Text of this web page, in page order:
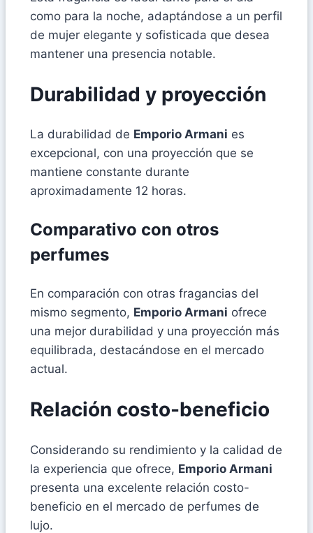
como para la noche, adaptándose a un perfil
de mujer elegante y sofisticada que desea
mantener una presencia notable.
Durabilidad y proyección
La durabilidad de Emporio Armani es
excepcional, con una proyección que se
mantiene constante durante
aproximadamente 12 horas.
Comparativo con otros
perfumes
En comparación con otras fragancias del
mismo segmento, Emporio Armani ofrece
una mejor durabilidad y una proyección más
equilibrada, destacándose en el mercado
actual.
Relación costo-beneficio
Considerando su rendimiento y la calidad de
la experiencia que ofrece, Emporio Armani
presenta una excelente relación costo-
beneficio en el mercado de perfumes de
lujo.